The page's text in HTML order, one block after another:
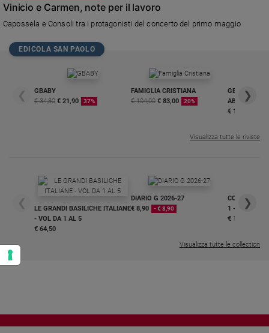
Redazione
Vinicio e Carmen, note per il lavoro
Capossela e Consoli tra i protagonisti del concerto del primo maggio
EDICOLA SAN PAOLO
❮
GBABY
€ 34,80 € 21,90 37%
FAMIGLIA CRISTIANA
€ 104,00 € 83,00 20%
GBABY
€ 16,99
❯
Visualizza tutte le riviste
❮
LE GRANDI BASILICHE ITALIANE
- VOL DA 1 AL 5
€ 64,50
DIARIO G 2026-27
€ 8,90
- € 8,90
COLLANA
1 - 2
€ 18,50
❯
Visualizza tutte le collection